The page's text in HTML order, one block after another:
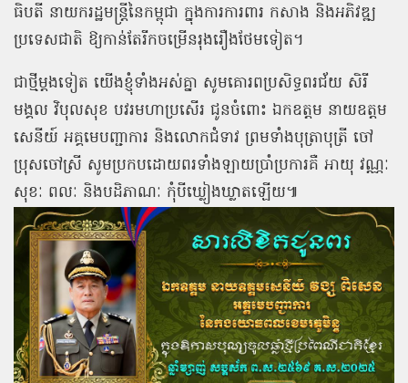
ធិបតី នាយករដ្ឋមន្ត្រីនៃកម្ពុជា ក្នុងការការពារ កសាង និងអភិវឌ្ឍ
ប្រទេសជាតិ ឱ្យកាន់តែរីកចម្រើនរុងរឿងថែមទៀត។
ជាថ្មីម្ដងទៀត យើងខ្ញុំទាំងអស់គ្នា សូមគោរពប្រសិទ្ធពរជ័យ សិរី
មង្គល វិបុលសុខ បវរមហាប្រសើរ ជូនចំពោះ ឯកឧត្ដម នាយឧត្ដម
សេនីយ៍ អគ្គមេបញ្ជាការ និងលោកជំទាវ ព្រមទាំងបុត្រាបុត្រី ចៅ
ប្រុសចៅស្រី សូមប្រកបដោយពរទាំងឡាយប្រាំប្រការគឺ អាយុ វណ្ណៈ
សុខៈ ពលៈ និងបដិភាណៈ កុំបីឃ្លៀងឃ្លាតឡើយ៕